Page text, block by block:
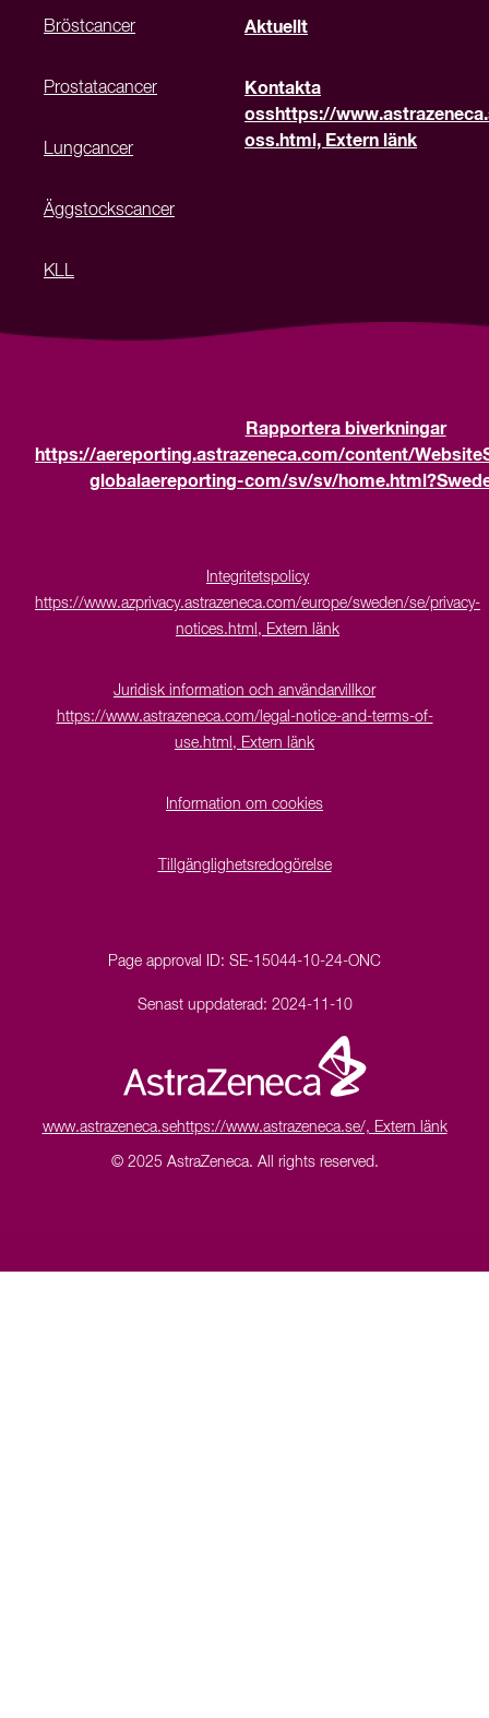
Bröstcancer
Prostatacancer
Lungcancer
Äggstockscancer
KLL
Aktuellt
Kontakta
oss https://
oss.html, Extern länk
Rapportera biverkningar
https://aereporting.astrazeneca.com/content/
globalaereporting-com/sv/sv/
Integritetspolicy
https://www.azprivacy.astrazeneca.com/europe/sweden/se/privacy-
notices.html, Extern länk
Juridisk information och användarvillkor
https://www.astrazeneca.com/legal-notice-and-terms-of-
use.html, Extern länk
Information om cookies
Tillgänglighetsredogörelse
Page approval ID: SE-15044-10-24-ONC
Senast uppdaterad: 2024-11-10
www.astrazeneca.sehttps://www.astrazeneca.se/, Extern länk
© 2025 AstraZeneca. All rights reserved.